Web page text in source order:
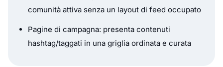
comunità attiva senza un layout di feed occupato
Pagine di campagna: presenta contenuti
hashtag/taggati in una griglia ordinata e curata